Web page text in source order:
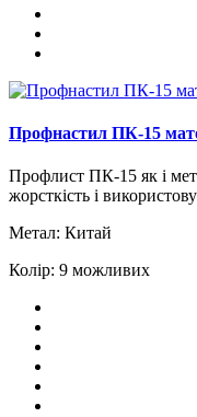
Профнастил ПК-15
Профлист ПК-15 як і
жорсткість і
Метал: Китай
Колір: 9 можливих